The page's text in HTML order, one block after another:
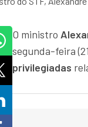
O ministro
segunda-feira
privilegiadas